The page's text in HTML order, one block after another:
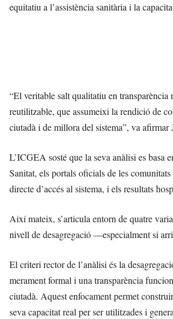
equitatiu a l’assistència sanitària i la
“El veritable salt qualitatiu en
reutilitzable, que assumeixi la rendició de
ciutadà i de millora del sistema”, va
L’ICGEA sosté que la seva anàlisi es
Sanitat, els portals oficials de les
directe d’accés al sistema, i els resultats
Així mateix, s’articula entorn de quatre
nivell de desagregació —especialment si
El criteri rector de l’anàlisi és la
merament formal i una transparència
ciutadà. Aquest enfocament permet
seva capacitat real per ser utilitzades i